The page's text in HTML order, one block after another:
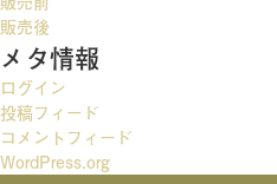
ー
シ
ョ
ン
販売後
メタ情報
ログイン
投稿フィード
コメントフィード
WordPress.org